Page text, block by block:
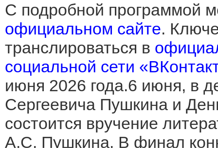
С подробной программой
официальном сайте.
транслироваться в
социальной сети
июня 2026 года.6 июня, в
Сергеевича Пушкина и
состоится вручение
А.С. Пушкина. В финал